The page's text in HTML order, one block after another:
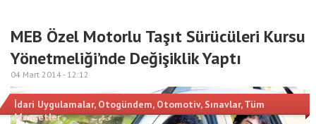
MEB Özel Motorlu Taşıt Sürücüleri Kursu
Yönetmeliği’nde Değişiklik Yaptı
04 Mart 2014 - 12:12
İdari Uygulamalar, Otogündem, Otomotiv, Sınavlar,Tüm
Manşetler